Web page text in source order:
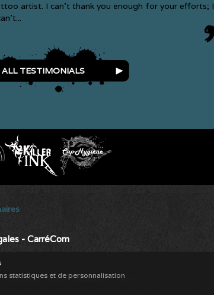
artist. I can’t thank you enough for your efforts; I
ALL TESTIMONIALS
- CarréCom
Restauration rapide -Tatouage-Tattoo
statistiques et de personnalisation